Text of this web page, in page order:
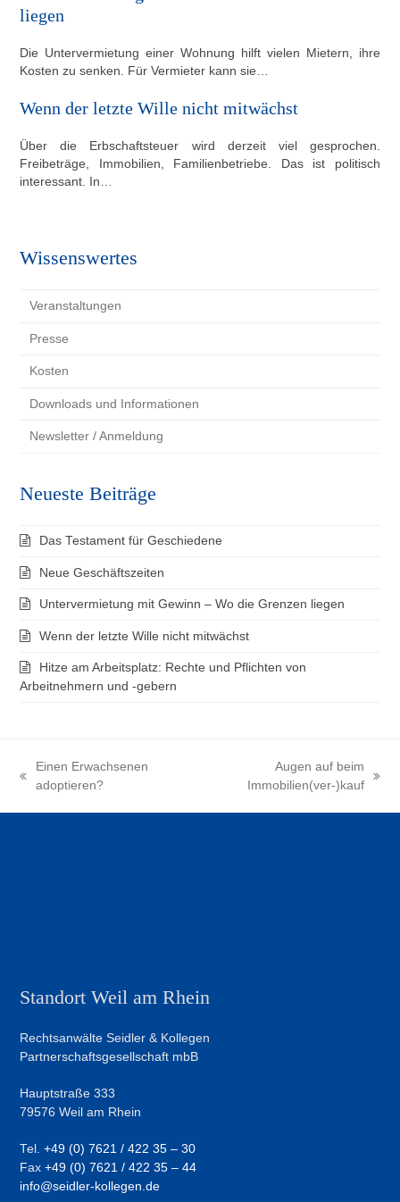
liegen
Die Untervermietung einer Wohnung hilft vielen Mietern, ihre
Kosten zu senken. Für Vermieter kann sie…
Wenn der letzte Wille nicht mitwächst
Über die Erbschaftsteuer wird derzeit viel gesprochen.
Freibeträge, Immobilien, Familienbetriebe. Das ist politisch
interessant. In…
Wissenswertes
Veranstaltungen
Presse
Kosten
Downloads und Informationen
Newsletter / Anmeldung
Neueste Beiträge
Das Testament für Geschiedene
Neue Geschäftszeiten
Untervermietung mit Gewinn – Wo die Grenzen liegen
Wenn der letzte Wille nicht mitwächst
Hitze am Arbeitsplatz: Rechte und Pflichten von
Arbeitnehmern und -gebern
vorheriger
Einen Erwachsenen
adoptieren?
Nächster
Augen auf beim
Immobilien(ver-)kauf
Standort Weil am Rhein
Rechtsanwälte Seidler & Kollegen
Partnerschaftsgesellschaft mbB
Hauptstraße 333
79576 Weil am Rhein
Tel.+49 (0) 7621 / 422 35 – 30
Fax+49 (0) 7621 / 422 35 – 44
info@seidler-kollegen.de